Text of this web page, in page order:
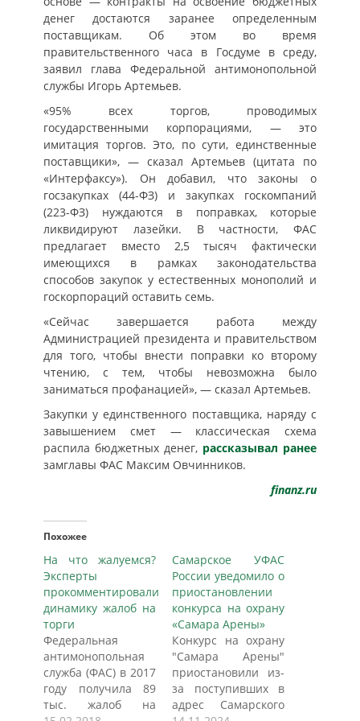
денег достаются заранее определенным
поставщикам. Об этом во время
правительственного часа в Госдуме в среду,
заявил глава Федеральной антимонопольной
службы Игорь Артемьев.
«95% всех торгов, проводимых
государственными корпорациями, — это
имитация торгов. Это, по сути, единственные
поставщики», — сказал Артемьев (цитата по
«Интерфаксу»). Он добавил, что законы о
госзакупках (44-ФЗ) и закупках госкомпаний
(223-ФЗ) нуждаются в поправках, которые
ликвидируют лазейки. В частности, ФАС
предлагает вместо 2,5 тысяч фактически
имеющихся в рамках законодательства
способов закупок у естественных монополий и
госкорпораций оставить семь.
«Сейчас завершается работа между
Администрацией президента и правительством
для того, чтобы внести поправки ко второму
чтению, с тем, чтобы невозможна было
заниматься профанацией», — сказал Артемьев.
Закупки у единственного поставщика, наряду с
завышением смет — классическая схема
распила бюджетных денег, рассказывал ранее
замглавы ФАС Максим Овчинников.
finanz.ru
Похожее
На что жалуемся?
Эксперты
прокомментировали
динамику жалоб на
торги
Федеральная
антимонопольная
служба (ФАС) в 2017
году получила 89
тыс. жалоб на
Самарское УФАС
России уведомило о
приостановлении
конкурса на охрану
«Самара Арены»
Конкурс на охрану
"Самара Арены"
приостановили из-
за поступивших в
адрес Самарского